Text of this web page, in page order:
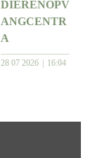
DIERENOPV
ANGCENTR
A
28 07 2026 16:04